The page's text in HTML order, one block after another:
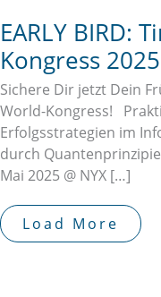
EARLY BIRD:
Kongress 2025
Sichere Dir jetzt Dein
World-Kongress!
Erfolgsstrategien im
durch
Mai 2025 @ NYX […]
Load More